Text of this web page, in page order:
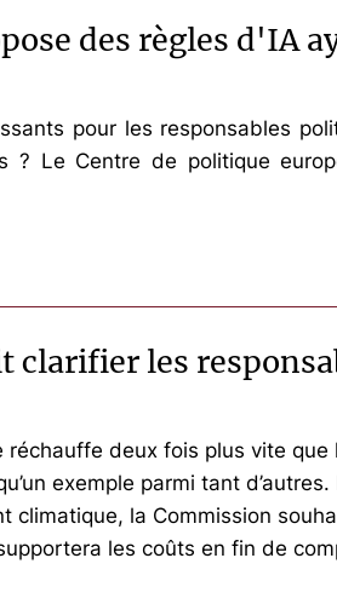
des règles d'IA
pour les responsables
? Le Centre de politique
clarifier les
deux fois plus vite que
exemple parmi tant
climatique, la Commission
les coûts en fin de